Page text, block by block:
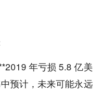
年亏损 5.8 亿美
预计，未来可能永远